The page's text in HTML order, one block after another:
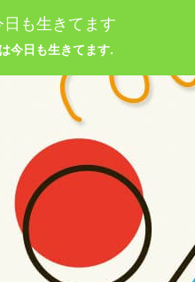
も生きてます
今日も生きてます.